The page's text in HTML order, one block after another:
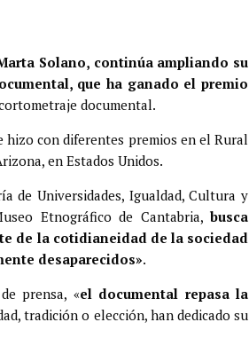
Solano, continúa ampliando su
que ha ganado el premio
documental.
hizo con diferentes premios en el Rural
en Estados Unidos.
de Universidades, Igualdad, Cultura y
Etnográfico de Cantabria, busca
de la cotidianeidad de la sociedad
desaparecidos».
prensa, «el documental repasa la
tradición o elección, han dedicado su